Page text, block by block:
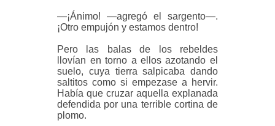
—¡Ánimo! —agregó el sargento—.
¡Otro empujón y estamos dentro!
Pero las balas de los rebeldes
llovían en torno a ellos azotando el
suelo, cuya tierra salpicaba dando
saltitos como si empezase a hervir.
Había que cruzar aquella explanada
defendida por una terrible cortina de
plomo.